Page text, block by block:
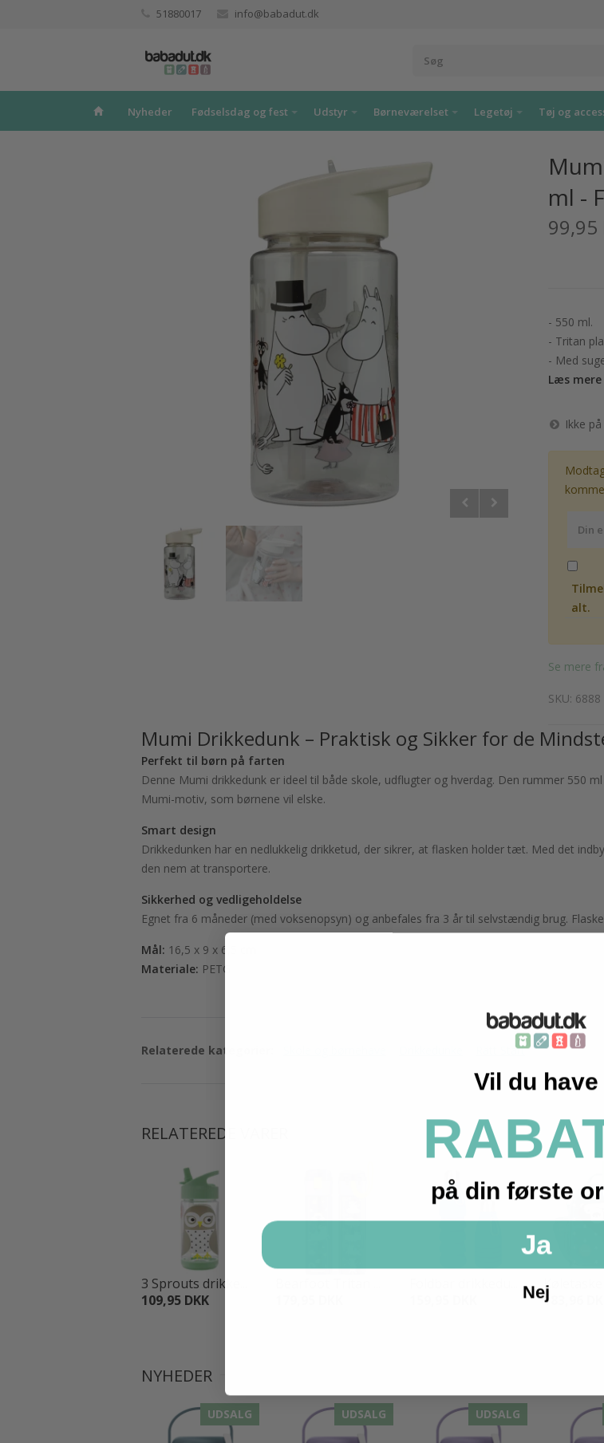
51880017 info@babadut.dk
Nyheder Fødselsdag og fest Udstyr Børneværelset Legetøj Tøj og
ml -
99,95
- 550 ml.
- Tritan
- Med
Læs
Ikke
alt.
Se mere
SKU: 6888
Mumi Drikkedunk – Praktisk og Sikker for de
Perfekt til børn på farten
Denne Mumi drikkedunk er ideel til både skole, udflugter og hverdag. Den rummer 550
Mumi-motiv, som børnene vil elske.
Smart design
Drikkedunken har en nedlukkelig drikketud, der sikrer, at flasken holder tæt. Med det
den nem at transportere.
Sikkerhed og vedligeholdelse
Egnet fra 6 måneder (med voksenopsyn) og anbefales fra 3 år til selvstændig brug.
Mål: 16,5 x 9 x 6,5 cm
Materiale: PETG
Relaterede kategorier: Rätt Start
RELATEREDE VARER
3 Sprouts drikke...
109,95 DKK
Køletaske
183,96 DKK
NYHEDER
UDSALG UDSALG UDSALG
Vil du have
på din første
Ja
Nej